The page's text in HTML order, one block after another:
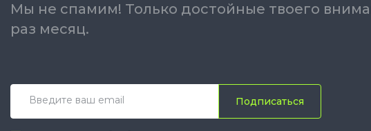
Мы не спамим! Только достойные твоего
раз месяц.
Подписаться